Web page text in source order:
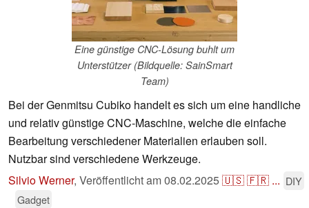
Eine günstige CNC-Lösung buhlt um
Unterstützer (Bildquelle: SainSmart
Team)
Bei der Genmitsu Cubiko handelt es sich um eine handliche
und relativ günstige CNC-Maschine, welche die einfache
Bearbeitung verschiedener Materialien erlauben soll.
Nutzbar sind verschiedene Werkzeuge.
Silvio Werner, Veröffentlicht am08.02.2025🇺🇸🇫🇷 ... DIY
Gadget